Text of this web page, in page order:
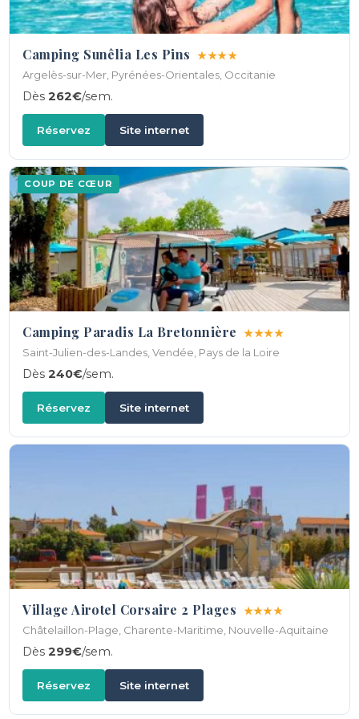
Camping Sunêlia Les Pins ★★★★
Argelès-sur-Mer, Pyrénées-Orientales, Occitanie
Dès262€/sem.
Réservez Site internet
COUP DE CŒUR
Camping Paradis La Bretonnière ★★★★
Saint-Julien-des-Landes, Vendée, Pays de la Loire
Dès240€/sem.
Réservez Site internet
Village Airotel Corsaire 2 Plages ★★★★
Châtelaillon-Plage, Charente-Maritime, Nouvelle-Aquitaine
Dès299€/sem.
Réservez Site internet